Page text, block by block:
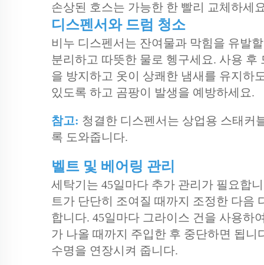
손상된 호스는 가능한 한 빨리 교체하세
디스펜서와 드럼 청소
비누 디스펜서는 잔여물과 막힘을 유발
분리하고 따뜻한 물로 헹구세요. 사용
을 방지하고 옷이 상쾌한 냄새를 유지하
있도록 하고 곰팡이 발생을 예방하세요.
참고: 청결한 디스펜서는 상업용 스태커
록 도와줍니다.
벨트 및 베어링 관리
세탁기는 45일마다 추가 관리가 필요합
트가 단단히 조여질 때까지 조정한 다음
합니다. 45일마다 그라이스 건을 사용하
가 나올 때까지 주입한 후 중단하면 됩
수명을 연장시켜 줍니다.